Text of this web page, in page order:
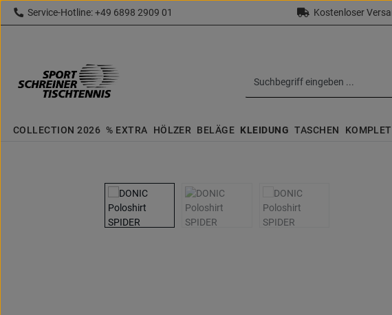
Hauptinhalt springen
Zur Suche springen
Zur Hauptnavigation springen
Service-Hotline: +49 6898 2909 01 Kostenloser
COLLECTION 2026 % EXTRA HÖLZER BELÄGE KLEIDUNG TASCHEN
Bildergalerie überspringen